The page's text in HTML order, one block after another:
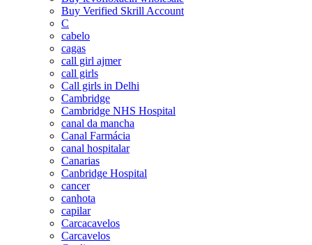
Buy Verified Skrill Account
C
cabelo
cagas
call girl ajmer
call girls
Call girls in Delhi
Cambridge
Cambridge NHS Hospital
canal da mancha
Canal Farmácia
canal hospitalar
Canarias
Canbridge Hospital
cancer
canhota
capilar
Carcacavelos
Carcavelos